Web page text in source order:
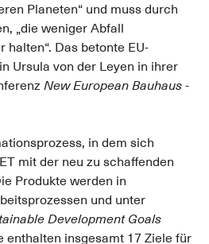
Planeten“ und muss durch
„die weniger Abfall
halten“. Das betonte EU-
Ursula von der Leyen in ihrer
New European Bauhaus -
in dem sich
mit der neu zu schaffenden
Produkte werden in
und unter
Development Goals
enthalten insgesamt 17 Ziele für